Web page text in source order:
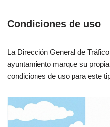
Condiciones de uso
La Dirección General de
ayuntamiento marque su
condiciones de uso para este